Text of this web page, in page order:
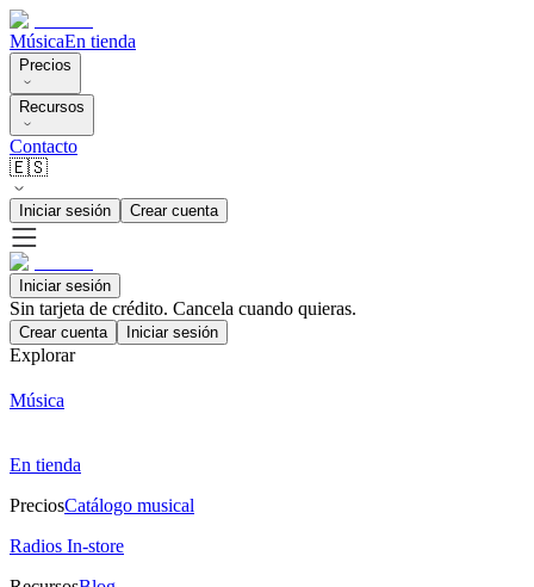
MúsicaEn tienda
Precios
Recursos
Contacto
🇪🇸
Iniciar sesión Crear cuenta
Iniciar sesión
Sin tarjeta de crédito. Cancela cuando quieras.
Crear cuenta Iniciar sesión
Explorar
Música
En tienda
PreciosCatálogo musical
Radios In-store